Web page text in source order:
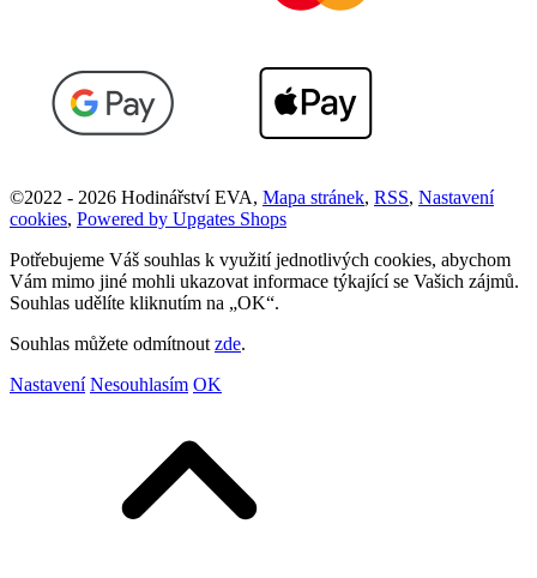
©2022 - 2026 Hodinářství EVA, Mapa stránek, RSS, Nastavení
cookies, Powered by Upgates Shops
Potřebujeme Váš souhlas k využití jednotlivých cookies, abychom
Vám mimo jiné mohli ukazovat informace týkající se Vašich zájmů.
Souhlas udělíte kliknutím na „OK“.
Souhlas můžete odmítnout zde.
Nastavení Nesouhlasím OK